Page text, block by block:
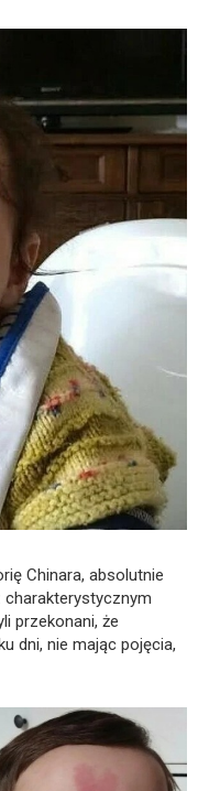
Chinara, absolutnie
przekonani, że
dni, nie mając pojęcia,